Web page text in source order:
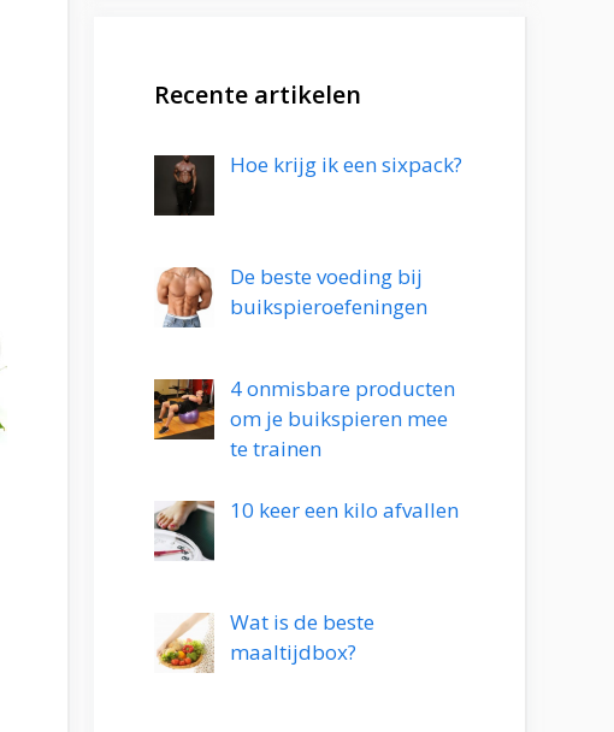
Recente artikelen
Hoe krijg ik een sixpack?
De beste voeding bij
buikspieroefeningen
4 onmisbare producten
om je buikspieren mee
te trainen
10 keer een kilo afvallen
Wat is de beste
maaltijdbox?